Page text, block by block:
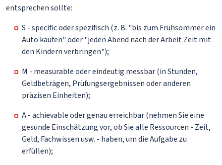
entsprechen sollte:
S - specific oder spezifisch (z. B. "bis zum Frühsommer ein
Auto kaufen" oder "jeden Abend nach der Arbeit Zeit mit
den Kindern verbringen");
M - measurable oder eindeutig messbar (in Stunden,
Geldbeträgen, Prüfungsergebnissen oder anderen
präzisen Einheiten);
A - achievable oder genau erreichbar (nehmen Sie eine
gesunde Einschätzung vor, ob Sie alle Ressourcen - Zeit,
Geld, Fachwissen usw. - haben, um die Aufgabe zu
erfüllen);